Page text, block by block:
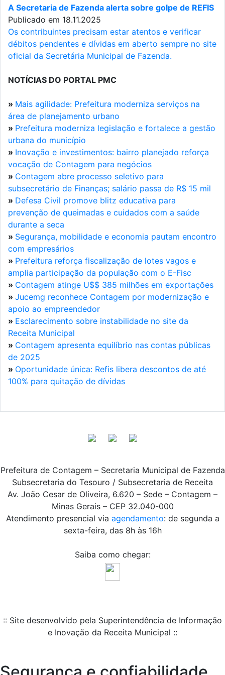
A Secretaria de Fazenda alerta sobre golpe de REFIS
Publicado em 18.11.2025
Os contribuintes precisam estar atentos e verificar
débitos pendentes e dívidas em aberto sempre no site
oficial da Secretária Municipal de Fazenda.
NOTÍCIAS DO PORTAL PMC
» Mais agilidade: Prefeitura moderniza serviços na
área de planejamento urbano
» Prefeitura moderniza legislação e fortalece a gestão
urbana do município
» Inovação e investimentos: bairro planejado reforça
vocação de Contagem para negócios
» Contagem abre processo seletivo para
subsecretário de Finanças; salário passa de R$ 15 mil
» Defesa Civil promove blitz educativa para
prevenção de queimadas e cuidados com a saúde
durante a seca
» Segurança, mobilidade e economia pautam encontro
com empresários
» Prefeitura reforça fiscalização de lotes vagos e
amplia participação da população com o E-Fisc
» Contagem atinge U$$ 385 milhões em exportações
» Jucemg reconhece Contagem por modernização e
apoio ao empreendedor
» Esclarecimento sobre instabilidade no site da
Receita Municipal
» Contagem apresenta equilíbrio nas contas públicas
de 2025
» Oportunidade única: Refis libera descontos de até
100% para quitação de dívidas
Prefeitura de Contagem – Secretaria Municipal de Fazenda
Subsecretaria do Tesouro / Subsecretaria de Receita
Av. João Cesar de Oliveira, 6.620 – Sede – Contagem –
Minas Gerais – CEP 32.040-000
Atendimento presencial via agendamento: de segunda a
sexta-feira, das 8h às 16h
Saiba como chegar:
:: Site desenvolvido pela Superintendência de Informação
e Inovação da Receita Municipal ::